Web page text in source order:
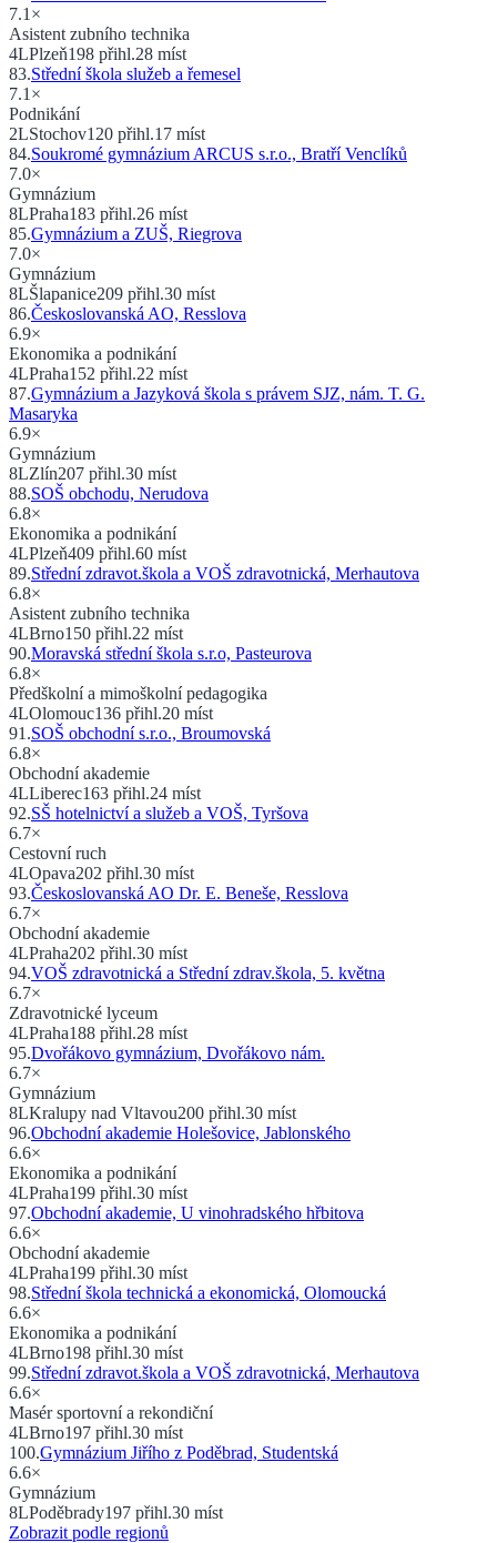
7.1 ×
Asistent zubního technika
4LPlzeň198 přihl.28 míst
83.Střední škola služeb a řemesel
7.1 ×
Podnikání
2LStochov120 přihl.17 míst
84.Soukromé gymnázium ARCUS s.r.o., Bratří Venclíků
7.0×
Gymnázium
8LPraha183 přihl.26 míst
85.Gymnázium a ZUŠ, Riegrova
7.0×
Gymnázium
8LŠlapanice209 přihl.30 míst
86.Českoslovanská AO, Resslova
6.9×
Ekonomika a podnikání
4LPraha152 přihl.22 míst
87.Gymnázium a Jazyková škola s právem SJZ, nám. T. G.
Masaryka
6.9×
Gymnázium
8LZlín207 přihl.30 míst
88.SOŠ obchodu, Nerudova
6.8×
Ekonomika a podnikání
4LPlzeň409 přihl.60 míst
89.Střední zdravot.škola a VOŠ zdravotnická, Merhautova
6.8×
Asistent zubního technika
4LBrno150 přihl.22 míst
90.Moravská střední škola s.r.o, Pasteurova
6.8×
Předškolní a mimoškolní pedagogika
4LOlomouc136 přihl.20 míst
91 .SOŠ obchodní s.r.o., Broumovská
6.8×
Obchodní akademie
4LLiberec163 přihl.24 míst
92.SŠ hotelnictví a služeb a VOŠ, Tyršova
6.7×
Cestovní ruch
4LOpava202 přihl.30 míst
93.Českoslovanská AO Dr. E. Beneše, Resslova
6.7×
Obchodní akademie
4LPraha202 přihl.30 míst
94.VOŠ zdravotnická a Střední zdrav.škola, 5. května
6.7×
Zdravotnické lyceum
4LPraha188 přihl.28 míst
95.Dvořákovo gymnázium, Dvořákovo nám.
6.7×
Gymnázium
8LKralupy nad Vltavou200 přihl.30 míst
96.Obchodní akademie Holešovice, Jablonského
6.6×
Ekonomika a podnikání
4LPraha199 přihl.30 míst
97.Obchodní akademie, U vinohradského hřbitova
6.6×
Obchodní akademie
4LPraha199 přihl.30 míst
98.Střední škola technická a ekonomická, Olomoucká
6.6×
Ekonomika a podnikání
4LBrno198 přihl.30 míst
99.Střední zdravot.škola a VOŠ zdravotnická, Merhautova
6.6×
Masér sportovní a rekondiční
4LBrno197 přihl.30 míst
100.Gymnázium Jiřího z Poděbrad, Studentská
6.6×
Gymnázium
8LPoděbrady197 přihl.30 míst
Zobrazit podle regionů